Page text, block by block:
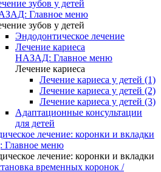
зубов у детей
Главное меню
зубов у детей
Эндодонтическое лечение
Лечение кариеса
НАЗАД: Главное меню
Лечение кариеса
Лечение кариеса у детей (1)
Лечение кариеса у детей (2)
Лечение кариеса у детей (3)
Адаптационные консультации
для детей
лечение: коронки и вкладки
меню
лечение: коронки и вкладки
временных коронок /